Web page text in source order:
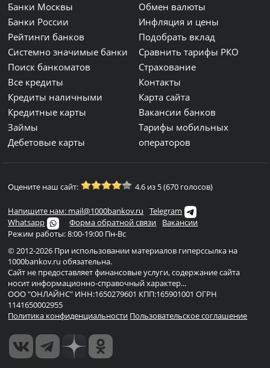
Банки Москвы
Банки России
Рейтинги банков
Системно значимые банки
Поиск банкоматов
Все кредиты
Кредиты наличными
Кредитные карты
Займы
Дебетовые карты
Обмен валюты
Инфляция и цены
Подобрать вклад
Сравнить тарифы РКО
Страхование
Контакты
Карта сайта
Вакансии банков
Тарифы мобильных
операторов
Оцените наш сайт: 4.6 из 5 (670 голосов)
Напишите нам: mail@1000bankov.ru
Telegram
Whatsapp
Форма обратной связи
Вакансии
Режим работы: 8:00-19:00 Пн-Вс
© 2012-2026 При использовании материалов гиперссылка на
1000bankov.ru обязательна.
Сайт не предоставляет финансовые услуги, содержание сайта
носит информационно-справочный характер...
ООО "ОНЛАЙНС" ИНН:1650279601 КПП:165901001 ОГРН
1141650002955
Политика конфиденциальности Пользовательское соглашение